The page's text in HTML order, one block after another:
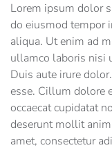
Lorem ipsum dolor
do eiusmod tempor
aliqua. Ut enim ad
ullamco laboris nisi
Duis aute irure
esse. Cillum dolore
occaecat cupidatat
deserunt mollit
amet, consectetur